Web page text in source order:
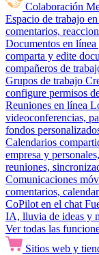
Colaboración
Espacio de trabajo
comentarios,
Documentos en
comparta y edite
compañeros de
Grupos de trabajo
configure permisos
Reuniones en línea
videoconferencias,
fondos
Calendarios
empresa y
reuniones,
Comunicaciones
comentarios,
CoPilot en el chat
IA, lluvia de ideas y
Ver todas las
Sitios web y